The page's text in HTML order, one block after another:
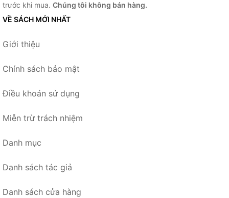
trước khi mua. Chúng tôi không bán hàng.
VỀ SÁCH MỚI NHẤT
Giới thiệu
Chính sách bảo mật
Điều khoản sử dụng
Miễn trừ trách nhiệm
Danh mục
Danh sách tác giả
Danh sách cửa hàng